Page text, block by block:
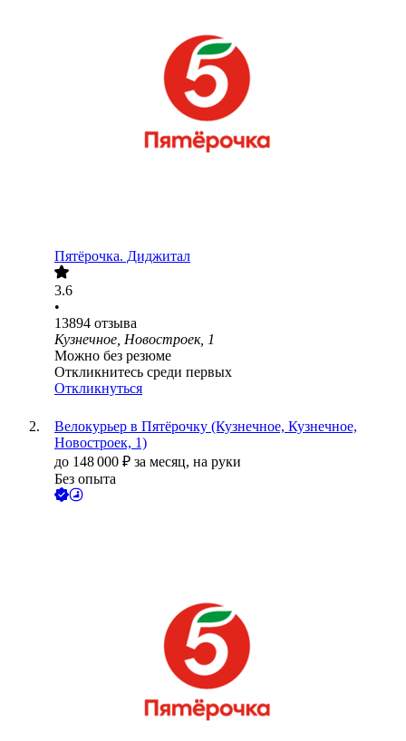
Пятёрочка. Диджитал
3.6
•
13894 отзыва
Кузнечное, Новостроек, 1
Можно без резюме
Откликнитесь среди первых
Откликнуться
Велокурьер в Пятёрочку (Кузнечное, Кузнечное,
Новостроек, 1)
до 148 000 ₽ за месяц, на руки
Без опыта